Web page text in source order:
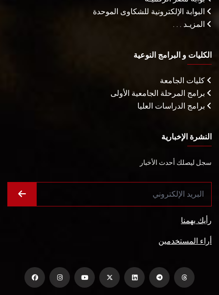
البوابة الإلكترونية للشكاوى الموحدة
المزيـد . . .
الكليات و البرامج النوعية
كليات الجامعة
برامج المرحلة الجامعية الأولى
برامج الدراسات العليا
النشرة الإخبارية
سجل ليصلك أحدث الأخبار
رأيك يهمنا
أراء المستخدمين